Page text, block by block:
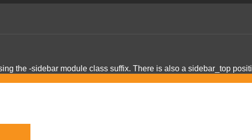
the -sidebar module class suffix. There is also a sidebar_top